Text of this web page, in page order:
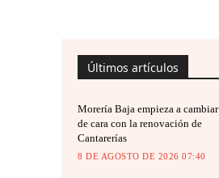
Últimos artículos
Morería Baja empieza a cambiar
de cara con la renovación de
Cantarerías
8 DE AGOSTO DE 2026 07:40